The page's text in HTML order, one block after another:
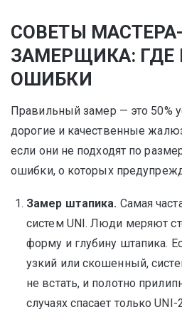
СОВЕТЫ МАСТЕРА-
ЗАМЕРЩИКА: ГДЕ
ОШИБКИ
Правильный замер — это 50%
дорогие и качественные
если они не подходят по
ошибки, о которых
Замер штапика. Самая
систем UNI. Люди меряют
форму и глубину штапика.
узкий или скошенный,
не встать, и полотно
случаях спасает только UNI-